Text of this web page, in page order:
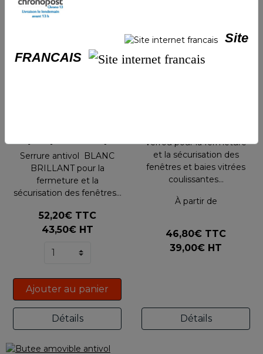
Serrure antivol BLANC
BRILLANT pour la
fermeture et la
sécurisation des fenêtres...
52,20€ TTC
43,50€ HT
Ajouter au panier
Détails
Verrou pour la fermeture
et la sécurisation des
fenêtres et baies vitrées
coulissantes...
À partir de
46,80€ TTC
39,00€ HT
Détails
Site
FRANCAIS